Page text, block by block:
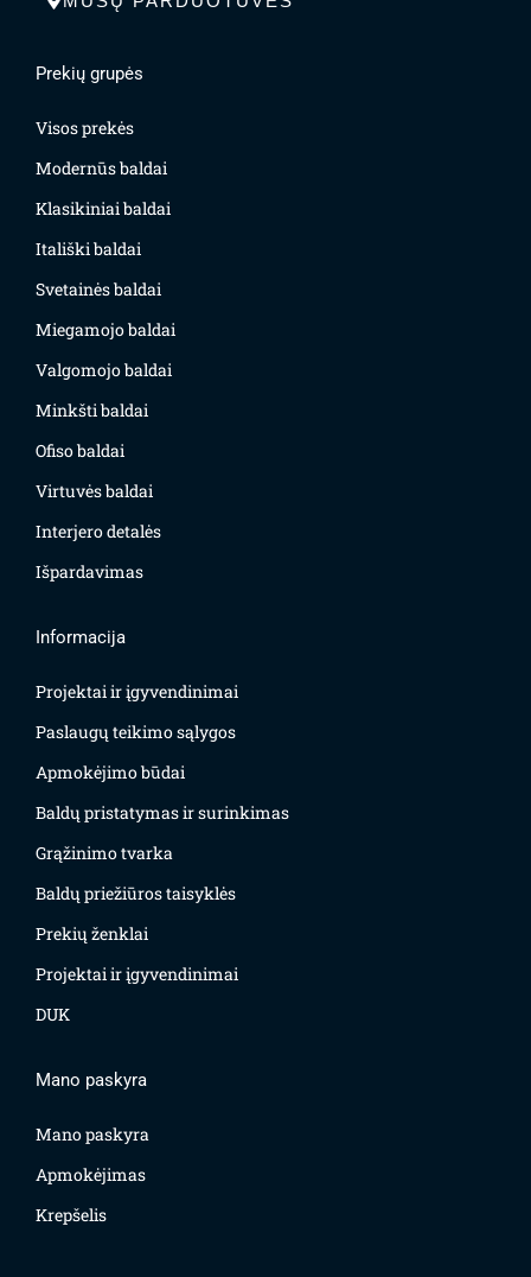
Prekių grupės
Visos prekės
Modernūs baldai
Klasikiniai baldai
Itališki baldai
Svetainės baldai
Miegamojo baldai
Valgomojo baldai
Minkšti baldai
Ofiso baldai
Virtuvės baldai
Interjero detalės
Išpardavimas
Informacija
Projektai ir įgyvendinimai
Paslaugų teikimo sąlygos
Apmokėjimo būdai
Baldų pristatymas ir surinkimas
Grąžinimo tvarka
Baldų priežiūros taisyklės
Prekių ženklai
Projektai ir įgyvendinimai
DUK
Mano paskyra
Mano paskyra
Apmokėjimas
Krepšelis